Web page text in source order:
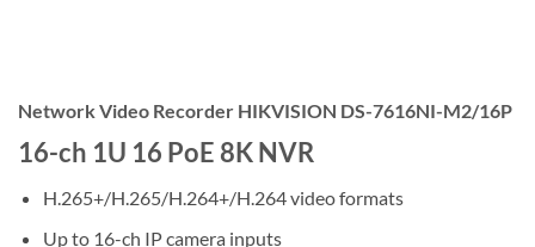
Network Video Recorder HIKVISION DS-7616NI-M2/16P
16-ch 1U 16 PoE 8K NVR
H.265+/H.265/H.264+/H.264 video formats
Up to 16-ch IP camera inputs